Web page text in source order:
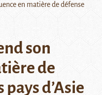
en matière de défense
son
de
d’Asie